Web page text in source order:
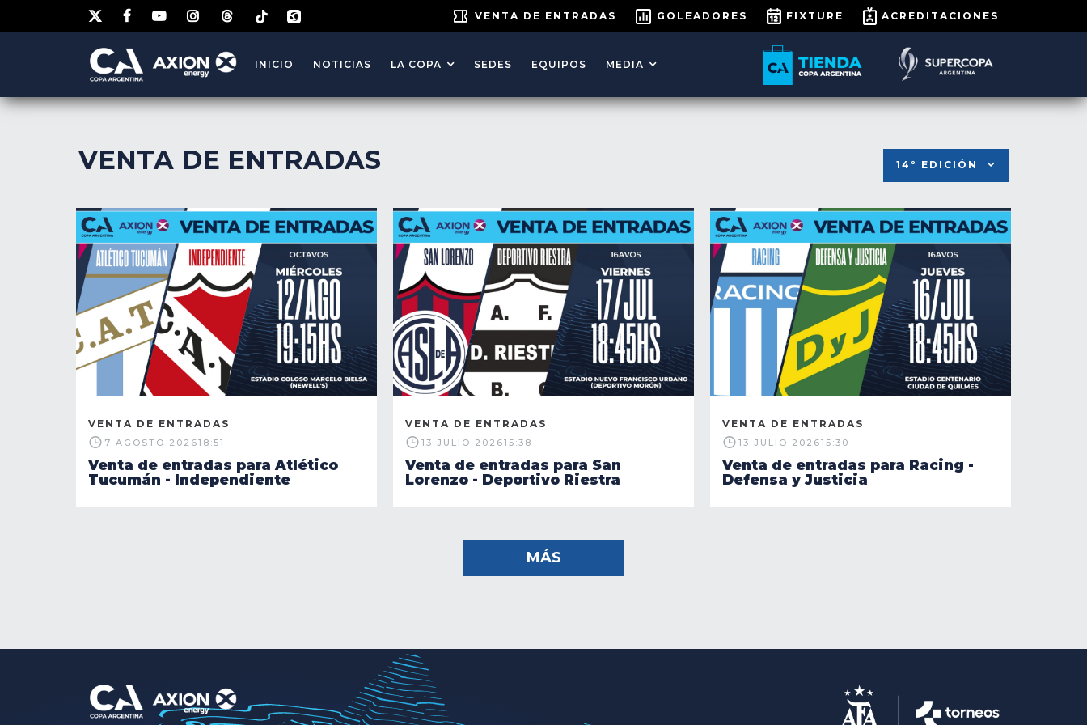
VENTA DE ENTRADAS GOLEADORES FIXTURE ACREDITACIONES
INICIO NOTICIAS LA COPA SEDES EQUIPOS MEDIA
VENTA DE ENTRADAS 14º EDICIÓN
VENTA DE ENTRADAS
7 AGOSTO 202618:51
Venta de entradas para Atlético
Tucumán - Independiente
VENTA DE ENTRADAS
13 JULIO 202615:38
Venta de entradas para San
Lorenzo - Deportivo Riestra
VENTA DE ENTRADAS
13 JULIO 202615:30
Venta de entradas para Racing -
Defensa y Justicia
MÁS